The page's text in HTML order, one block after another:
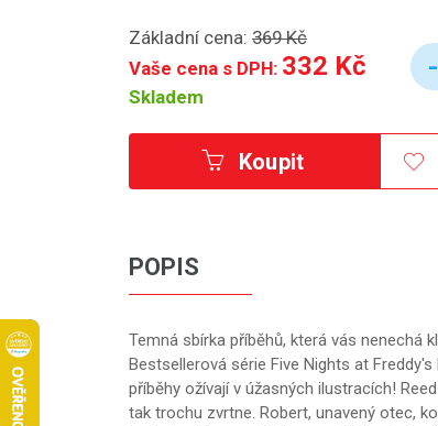
Základní cena: 369 Kč
Vaše cena s DPH: 332 Kč
Skladem
Koupit
POPIS
Temná sbírka příběhů, která vás nenechá
Bestsellerová série Five Nights at
příběhy ožívají v úžasných ilustracích!
tak trochu zvrtne. Robert, unavený otec,